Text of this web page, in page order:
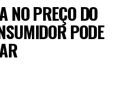
NO PREÇO DO
PODE